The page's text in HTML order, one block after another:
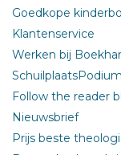
Goedkope
Klantenservice
Werken bij
SchuilplaatsPodium
Follow the reader
Nieuwsbrief
Prijs beste